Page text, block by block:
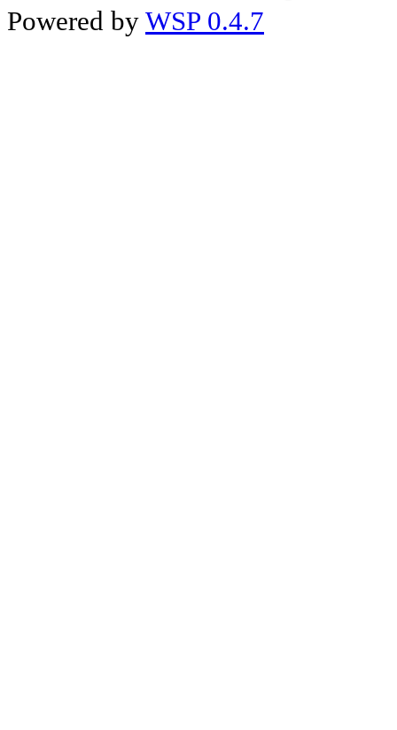
Powered by WSP 0.4.7